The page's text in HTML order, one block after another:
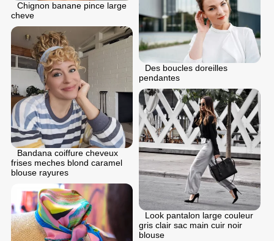
Chignon banane pince large
cheve
Des boucles doreilles
pendantes
Bandana coiffure cheveux
frises meches blond caramel
blouse rayures
Look pantalon large couleur
gris clair sac main cuir noir
blouse